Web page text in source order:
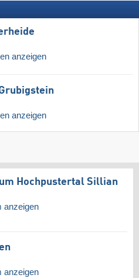
anzeigen
anzeigen
Hochpustertal Sillian
anzeigen
anzeigen